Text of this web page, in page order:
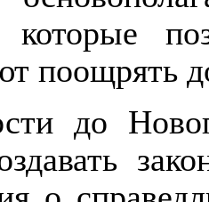
которые
поощрять
до